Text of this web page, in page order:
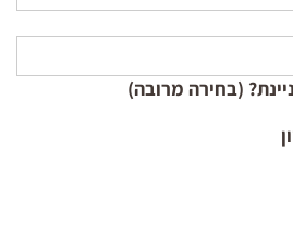
(בחירה מרובה)